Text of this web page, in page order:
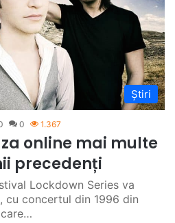
Știri
0 1.367
online mai multe
precedenți
Lockdown Series va
cu concertul din 1996 din